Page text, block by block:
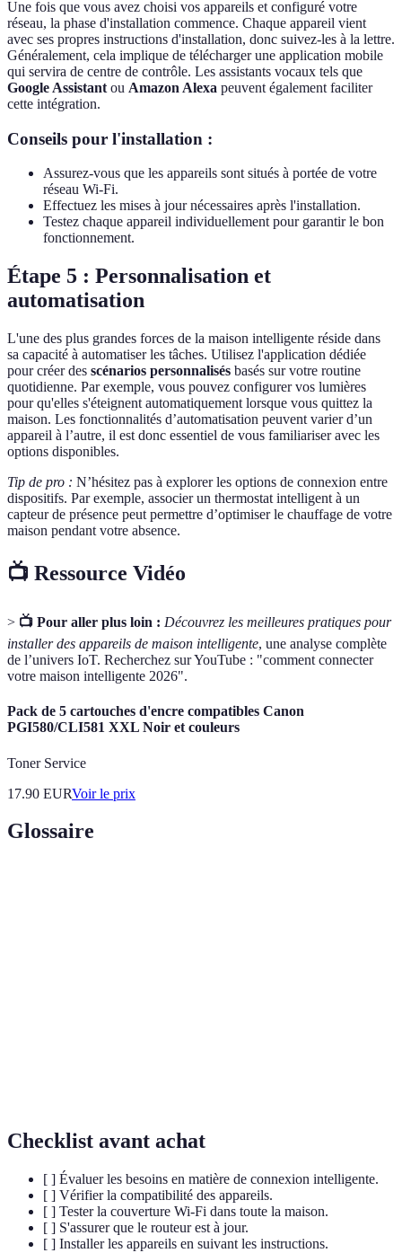
Une fois que vous avez choisi vos appareils et configuré votre
réseau, la phase d'installation commence. Chaque appareil vient
avec ses propres instructions d'installation, donc suivez-les à la lettre.
Généralement, cela implique de télécharger une application mobile
qui servira de centre de contrôle. Les assistants vocaux tels que
Google Assistant ou Amazon Alexa peuvent également faciliter
cette intégration.
Conseils pour l'installation :
Assurez-vous que les appareils sont situés à portée de votre
réseau Wi-Fi.
Effectuez les mises à jour nécessaires après l'installation.
Testez chaque appareil individuellement pour garantir le bon
fonctionnement.
Étape 5 : Personnalisation et
automatisation
L'une des plus grandes forces de la maison intelligente réside dans
sa capacité à automatiser les tâches. Utilisez l'application dédiée
pour créer des scénarios personnalisés basés sur votre routine
quotidienne. Par exemple, vous pouvez configurer vos lumières
pour qu'elles s'éteignent automatiquement lorsque vous quittez la
maison. Les fonctionnalités d’automatisation peuvent varier d’un
appareil à l’autre, il est donc essentiel de vous familiariser avec les
options disponibles.
Tip de pro : N’hésitez pas à explorer les options de connexion entre
dispositifs. Par exemple, associer un thermostat intelligent à un
capteur de présence peut permettre d’optimiser le chauffage de votre
maison pendant votre absence.
📺 Ressource Vidéo
> 📺 Pour aller plus loin : Découvrez les meilleures pratiques pour
installer des appareils de maison intelligente, une analyse complète
de l’univers IoT. Recherchez sur YouTube : "comment connecter
votre maison intelligente 2026".
Pack de 5 cartouches d'encre compatibles Canon
PGI580/CLI581 XXL Noir et couleurs
Toner Service
17.90 EURVoir le prix
Glossaire
Checklist avant achat
[ ] Évaluer les besoins en matière de connexion intelligente.
[ ] Vérifier la compatibilité des appareils.
[ ] Tester la couverture Wi-Fi dans toute la maison.
[ ] S'assurer que le routeur est à jour.
[ ] Installer les appareils en suivant les instructions.